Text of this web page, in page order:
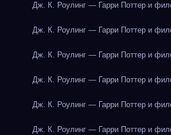
Дж. К. Роулинг — Гарри Поттер и
Дж. К. Роулинг — Гарри Поттер и
Дж. К. Роулинг — Гарри Поттер и
Дж. К. Роулинг — Гарри Поттер и
Дж. К. Роулинг — Гарри Поттер и
Дж. К. Роулинг — Гарри Поттер и